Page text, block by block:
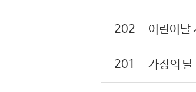
202 어린이날
201 가정의 달